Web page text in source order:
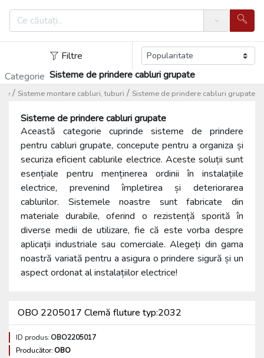
Search
Filtre
Categorie Sisteme de prindere cabluri grupate
Sisteme de prindere cabluri grupate
/
Sisteme montare cabluri, tuburi
/
Sisteme de prindere cabluri grupate
Această categorie cuprinde sisteme de prindere
pentru cabluri grupate, concepute pentru a organiza și
securiza eficient cablurile electrice. Aceste soluții sunt
esențiale pentru menținerea ordinii în instalațiile
electrice, prevenind împletirea și deteriorarea
cablurilor. Sistemele noastre sunt fabricate din
materiale durabile, oferind o rezistență sporită în
diverse medii de utilizare, fie că este vorba despre
aplicații industriale sau comerciale. Alegeți din gama
noastră variată pentru a asigura o prindere sigură și un
aspect ordonat al instalațiilor electrice!
OBO 2205017 Clemă fluture typ:2032
ID produs: OBO2205017
Producător: OBO